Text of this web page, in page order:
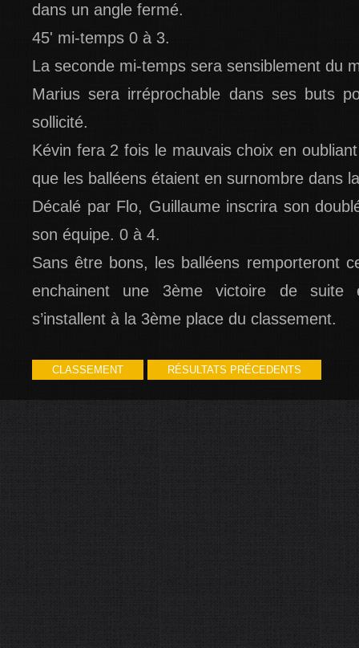
dans un angle fermé.
45' mi-temps 0 à 3.
La seconde mi-temps sera sensiblement du
Marius sera irréprochable dans ses buts
sollicité.
Kévin fera 2 fois le mauvais choix en
que les balléens étaient en surnombre dans
Décalé par Flo, Guillaume inscrira son
son équipe. 0 à 4.
Sans être bons, les balléens remporteront
enchainent une 3ème victoire de suite
s’installent à la 3ème place du classement.
CLASSEMENT RÉSULTATS PRÉCEDENTS